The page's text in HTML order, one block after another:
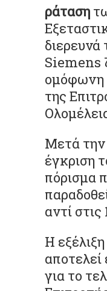
ράταση
διερευνά
Siemens
ομόφωνη
της
Μετά
έγκριση
πόρισμα
αντί
Η
αποτελεί
για το